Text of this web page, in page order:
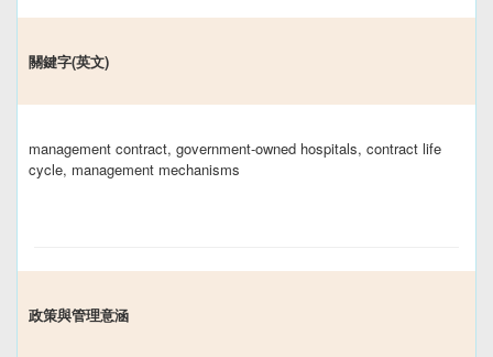
關鍵字(英文)
management contract, government-owned hospitals, contract life
cycle, management mechanisms
政策與管理意涵